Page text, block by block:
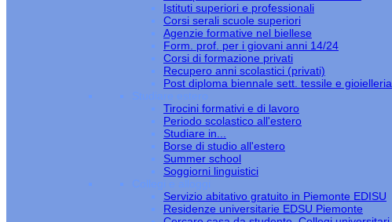
Istituti superiori e professionali
Corsi serali scuole superiori
Agenzie formative nel biellese
Form. prof. per i giovani anni 14/24
Corsi di formazione privati
Recupero anni scolastici (privati)
Post diploma biennale sett. tessile e gioielleria
Studiare estero
Tirocini formativi e di lavoro
Periodo scolastico all'estero
Studiare in...
Borse di studio all'estero
Summer school
Soggiorni linguistici
Collegi e alloggi
Servizio abitativo gratuito in Piemonte EDISU
Residenze universitarie EDSU Piemonte